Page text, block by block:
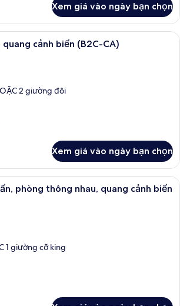
Xem giá vào ngày bạn chọn
Minibar, két bảo mật tại phòng, khu
cảnh biển (B2C-CA)
2 giường đôi
Xem giá vào ngày bạn chọn
Minibar, két bảo mật tại phòng, khu
phòng thông nhau, quang cảnh biển
1 giường cỡ king